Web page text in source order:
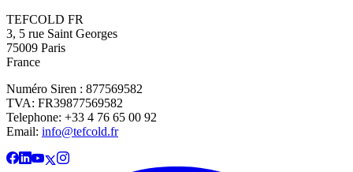
TEFCOLD FR
3, 5 rue Saint Georges
75009 Paris
France
Numéro Siren : 877569582
TVA: FR39877569582
Telephone: +33 4 76 65 00 92
Email: info@tefcold.fr